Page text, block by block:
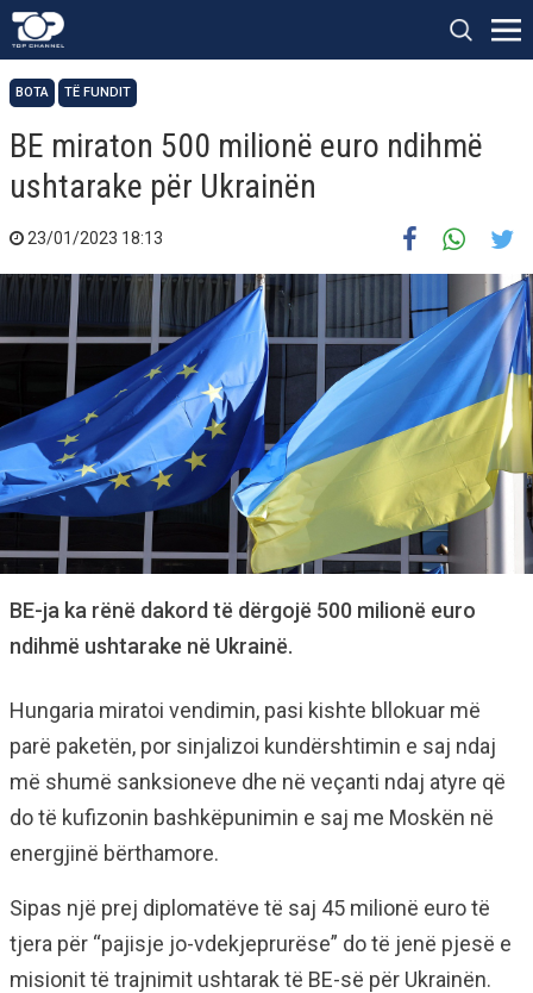
BOTA TË FUNDIT
BE miraton 500 milionë euro ndihmë
ushtarake për Ukrainën
23/01/2023 18:13
BE-ja ka rënë dakord të dërgojë 500 milionë euro
ndihmë ushtarake në Ukrainë.
Hungaria miratoi vendimin, pasi kishte bllokuar më
parë paketën, por sinjalizoi kundërshtimin e saj ndaj
më shumë sanksioneve dhe në veçanti ndaj atyre që
do të kufizonin bashkëpunimin e saj me Moskën në
energjinë bërthamore.
Sipas një prej diplomatëve të saj 45 milionë euro të
tjera për “pajisje jo-vdekjeprurëse” do të jenë pjesë e
misionit të trajnimit ushtarak të BE-së për Ukrainën.